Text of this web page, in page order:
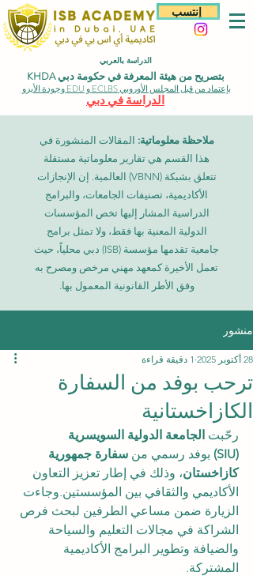
إنتسب
الدراسة بالعربي
بتصريح من هيئة المعرفة في حكومة دبي KHDA
بإعتماد من قبل المجلس الأوروبي ECLBS و EDU وجودة الأيزو
الدراسة في دبي
ملاحظة معلوماتية: المقالات المنشورة في
هذا القسم هي تقارير معلوماتية مستقلة
تتعلق بشبكة (VBNN) العالمية. إن الإنجازات
الأكاديمية، تصنيفات الجامعات، والبرامج
الدراسية المشار إليها تخص المؤسسات
الدولية المعنية بها فقط، ولا تمثل برامج
جامعية تقدمها مؤسسة (ISB) دبي محلياً، حيث
تعمل الأخيرة كمعهد مهني مرخص ومصرح به
وفق الأطر القانونية المعمول بها.
منشور
ترحب بوفد من السفارة
الكازاخستانية
28 أكتوبر 2025 1 دقيقة قراءة
رحّبت الجامعة الدولية السويسرية
(SIU)
بوفد رسمي من سفارة جمهورية
كازاخستان، وذلك في إطار تعزيز التعاون
الأكاديمي والثقافي بين المؤسستين.وجاءت
الزيارة ضمن مساعي الطرفين لبحث فرص
الشراكة في مجالات التعليم والسياحة
والضيافة وتطوير البرامج الأكاديمية
المشتركة.